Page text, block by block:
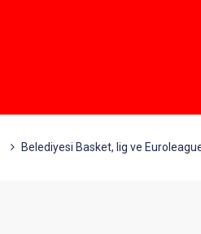
Belediyesi Basket, lig ve